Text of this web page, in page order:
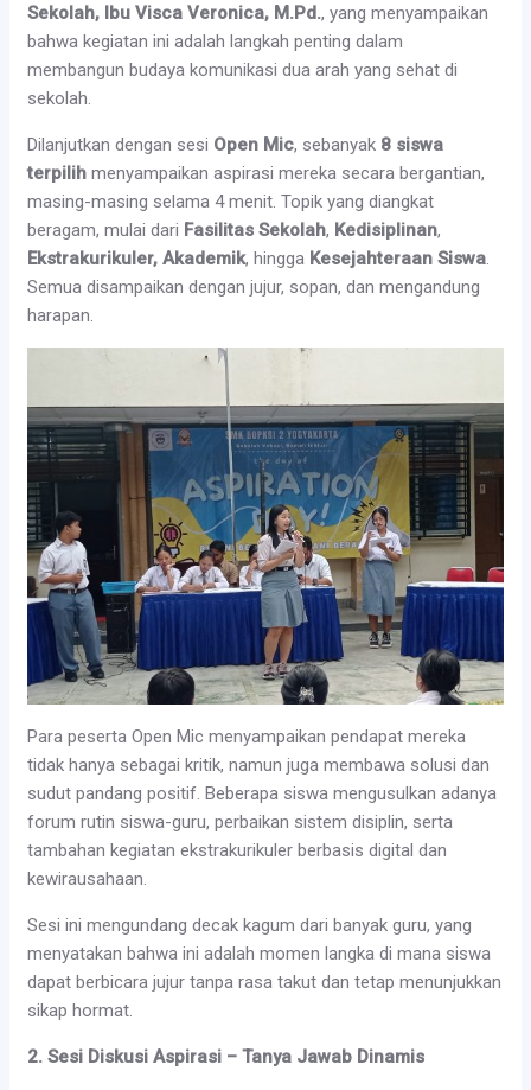
Sekolah, Ibu Visca Veronica, M.Pd., yang menyampaikan
bahwa kegiatan ini adalah langkah penting dalam
membangun budaya komunikasi dua arah yang sehat di
sekolah.
Dilanjutkan dengan sesi Open Mic, sebanyak 8 siswa
terpilih menyampaikan aspirasi mereka secara bergantian,
masing-masing selama 4 menit. Topik yang diangkat
beragam, mulai dari Fasilitas Sekolah, Kedisiplinan,
Ekstrakurikuler, Akademik, hingga Kesejahteraan Siswa.
Semua disampaikan dengan jujur, sopan, dan mengandung
harapan.
Para peserta Open Mic menyampaikan pendapat mereka
tidak hanya sebagai kritik, namun juga membawa solusi dan
sudut pandang positif. Beberapa siswa mengusulkan adanya
forum rutin siswa-guru, perbaikan sistem disiplin, serta
tambahan kegiatan ekstrakurikuler berbasis digital dan
kewirausahaan.
Sesi ini mengundang decak kagum dari banyak guru, yang
menyatakan bahwa ini adalah momen langka di mana siswa
dapat berbicara jujur tanpa rasa takut dan tetap menunjukkan
sikap hormat.
2. Sesi Diskusi Aspirasi – Tanya Jawab Dinamis